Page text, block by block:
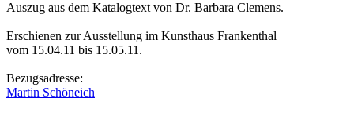
Auszug aus dem Katalogtext von Dr. Barbara Clemens.
Erschienen zur Ausstellung im Kunsthaus Frankenthal
vom 15.04.11 bis 15.05.11.
Bezugsadresse:
Martin Schöneich